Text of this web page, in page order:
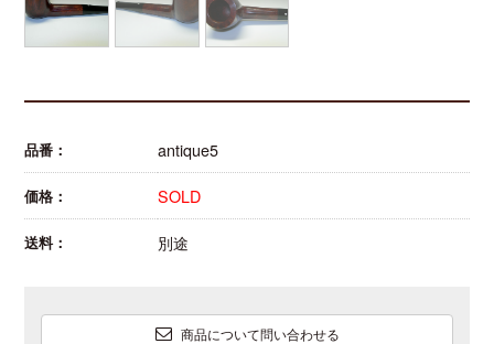
品番： antique5
価格： SOLD
送料： 別途
商品について問い合わせる